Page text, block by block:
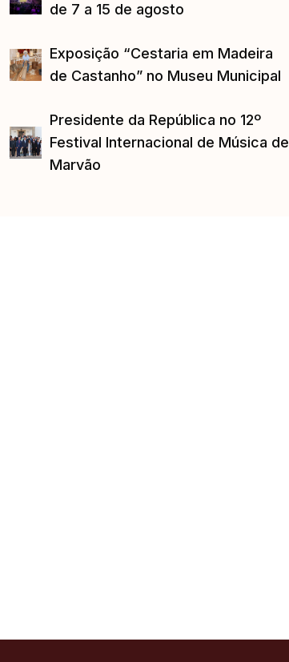
de 7 a 15 de agosto
Exposição “Cestaria em Madeira
de Castanho” no Museu Municipal
Presidente da República no 12º
Festival Internacional de Música de
Marvão